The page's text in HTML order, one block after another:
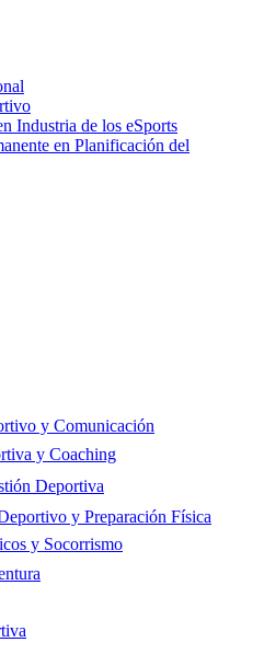
Industria de los eSports
en Planificación del
y Comunicación
y Coaching
Deportiva
y Preparación Física
y Socorrismo